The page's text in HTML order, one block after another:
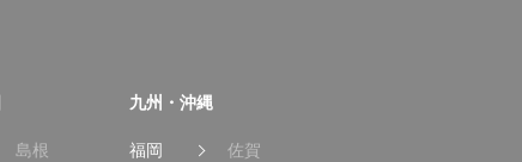
島根
九州・沖縄
福岡
佐賀